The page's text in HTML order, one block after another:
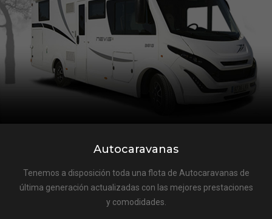
Autocaravanas
Tenemos a disposición toda una flota de Autocaravanas de
última generación actualizadas con las mejores prestaciones
y comodidades.